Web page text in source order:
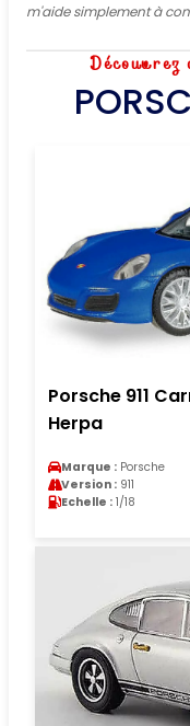
m'aide simplement à
Porsche 911
Herpa
Marque : Porsche
Version : 911
Echelle : 1/18